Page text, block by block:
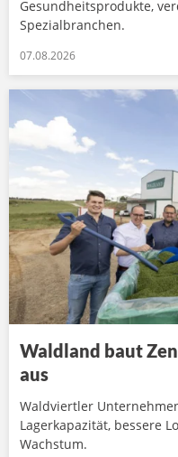
Gesundheitsprodukte,
Spezialbranchen.
07.08.2026
Waldland baut
aus
Waldviertler
Lagerkapazität, bessere
Wachstum.